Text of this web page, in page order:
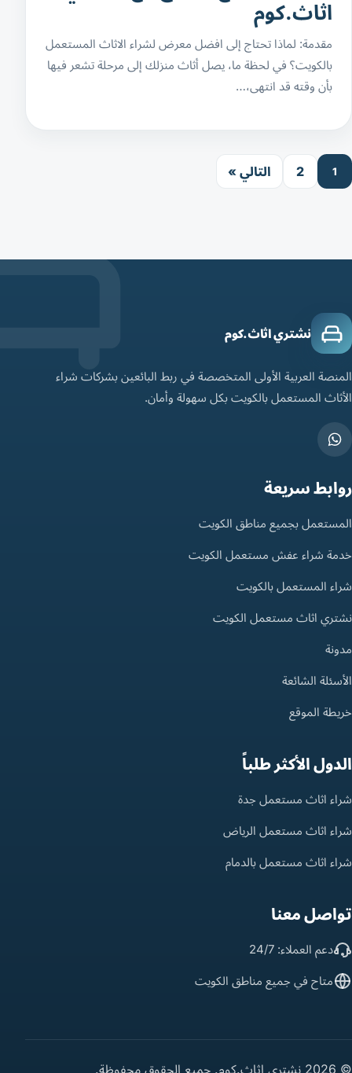
اثاث.كوم
مقدمة: لماذا تحتاج إلى افضل معرض لشراء الاثاث المستعمل
بالكويت؟ في لحظة ما، يصل أثاث منزلك إلى مرحلة تشعر فيها
بأن وقته قد انتهى،…
1
2 التالي »
نشتري اثاث.كوم
المنصة العربية الأولى المتخصصة في ربط البائعين بشركات شراء
الأثاث المستعمل بالكويت بكل سهولة وأمان.
روابط سريعة
المستعمل بجميع مناطق الكويت
خدمة شراء عفش مستعمل الكويت
شراء المستعمل بالكويت
نشتري اثاث مستعمل الكويت
مدونة
الأسئلة الشائعة
خريطة الموقع
الدول الأكثر طلباً
شراء اثاث مستعمل جدة
شراء اثاث مستعمل الرياض
شراء اثاث مستعمل بالدمام
تواصل معنا
دعم العملاء: 24/7
متاح في جميع مناطق الكويت
© 2026 نشتري اثاث.كوم. جميع الحقوق محفوظة.